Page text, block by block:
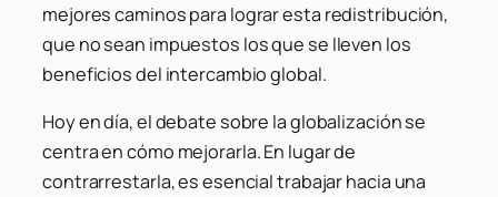
mejores caminos para lograr esta redistribución,
que no sean impuestos los que se lleven los
beneficios del intercambio global.
Hoy en día, el debate sobre la globalización se
centra en cómo mejorarla. En lugar de
contrarrestarla, es esencial trabajar hacia una